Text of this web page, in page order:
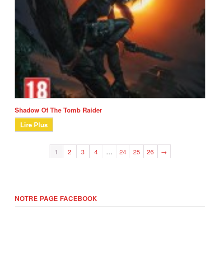
Shadow Of The Tomb Raider
Lire Plus
1 2 3 4 … 24 25 26 →
NOTRE PAGE FACEBOOK